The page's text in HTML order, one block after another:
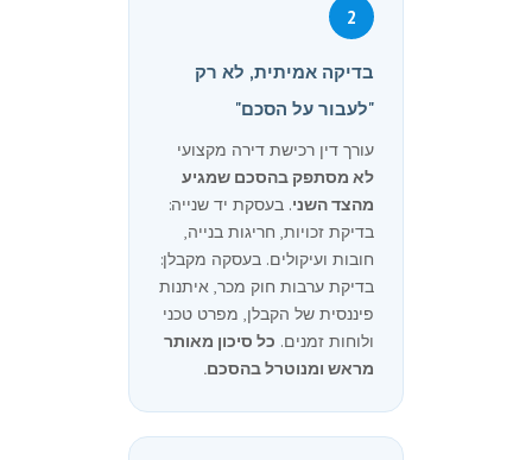
2
בדיקה אמיתית, לא רק
"לעבור על הסכם"
עורך דין רכישת דירה מקצועי
לא מסתפק בהסכם שמגיע
מהצד השני. בעסקת יד שנייה:
בדיקת זכויות, חריגות בנייה,
חובות ועיקולים. בעסקה מקבלן:
בדיקת ערבות חוק מכר, איתנות
פיננסית של הקבלן, מפרט טכני
ולוחות זמנים. כל סיכון מאותר
מראש ומנוטרל בהסכם.